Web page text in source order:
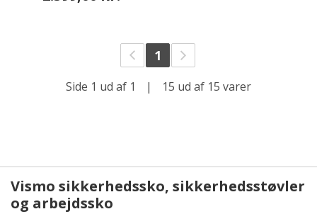
1
Side 1 ud af 1 | 15 ud af 15 varer
Vismo sikkerhedssko, sikkerhedsstøvler
og arbejdssko